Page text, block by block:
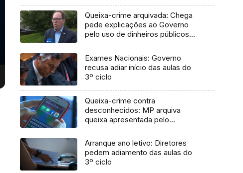
Queixa-crime arquivada: Chega
pede explicações ao Governo
pelo uso de dinheiros públicos
Exames Nacionais: Governo
recusa adiar início das aulas do
3º ciclo
Queixa-crime contra
desconhecidos: MP arquiva
queixa apresentada pelo
Arranque ano letivo: Diretores
pedem adiamento das aulas do
3º ciclo